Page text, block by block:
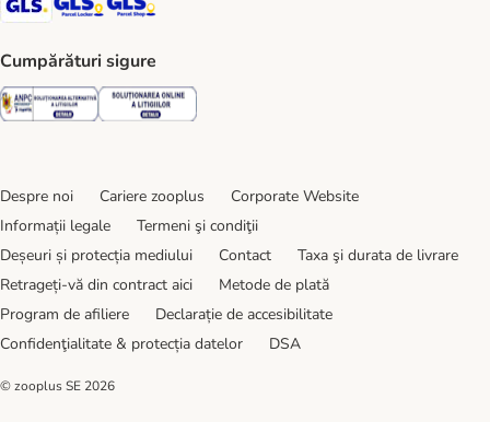
Cumpărături sigure
Security Security
Despre noi Cariere zooplus
Corporate Website
Informații legale
Termeni şi condiţii
Deșeuri și protecția mediului
Contact
Taxa şi durata de livrare
Retrageți-vă din contract aici
Metode de plată
Program de afiliere
Declarație de accesibilitate
Confidenţialitate & protecția datelor
DSA
© zooplus SE 2026